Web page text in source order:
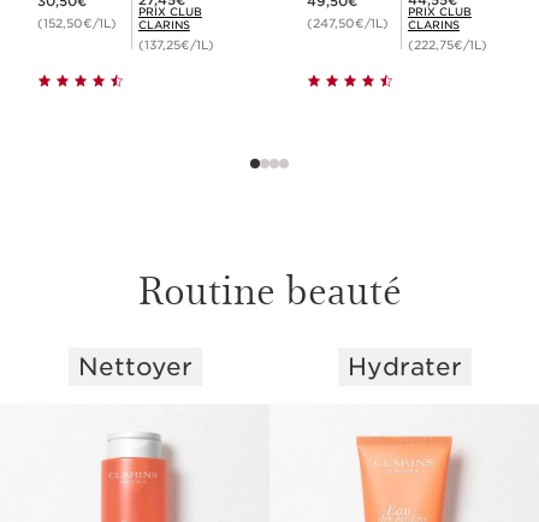
(152,50€/1L)
PRIX CLUB
CLARINS
(137,25€/1L)
(247,50€/1L)
PRIX CLUB
CLARINS
(222,75€/1L)
Routine beauté
ALLER AU CONTENU
Nettoyer Hydrater